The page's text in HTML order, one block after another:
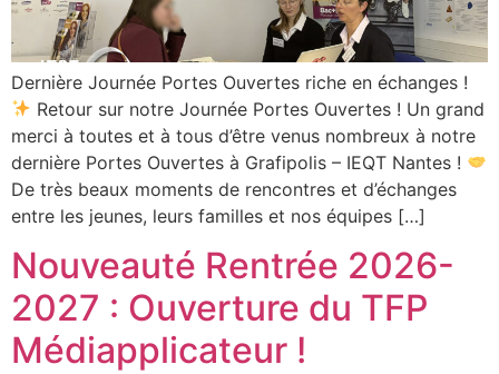
Dernière Journée Portes Ouvertes riche en échanges !
Retour sur notre Journée Portes Ouvertes ! Un grand
merci à toutes et à tous d’être venus nombreux à notre
dernière Portes Ouvertes à Grafipolis – IEQT Nantes !
De très beaux moments de rencontres et d’échanges
entre les jeunes, leurs familles et nos équipes […]
Nouveauté Rentrée 2026-
2027 : Ouverture du TFP
Médiapplicateur !